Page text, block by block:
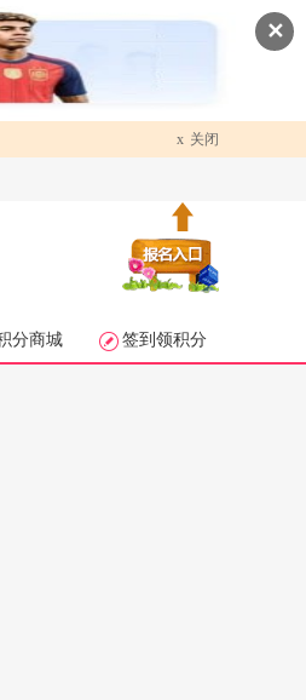
✕
x 关闭
分商城 签到领积分